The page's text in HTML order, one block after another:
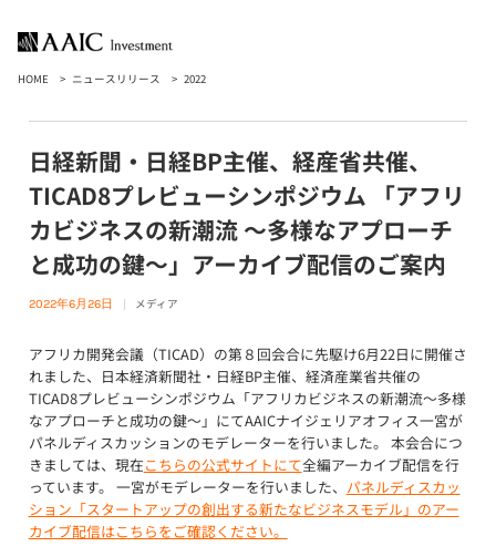
HOME ニュースリリース 2022
日経新聞・日経BP主催、経産省共催、
TICAD8プレビューシンポジウム 「アフリ
カビジネスの新潮流 〜多様なアプローチ
と成功の鍵〜」アーカイブ配信のご案内
2022年6月26日 メディア
アフリカ開発会議（TICAD）の第８回会合に先駆け6月22日に開催さ
れました、日本経済新聞社・日経BP主催、経済産業省共催の
TICAD8プレビューシンポジウム「アフリカビジネスの新潮流〜多様
なアプローチと成功の鍵〜」にてAAICナイジェリアオフィス一宮が
パネルディスカッションのモデレーターを行いました。 本会合につ
きましては、現在こちらの公式サイトにて全編アーカイブ配信を行
っています。 一宮がモデレーターを行いました、 パネルディスカッ
ション「スタートアップの創出する新たなビジネスモデル」のアー
カイブ配信はこちらをご確認ください。